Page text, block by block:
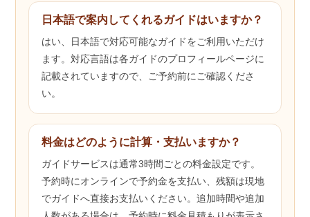
日本語で案内してくれるガイドはいますか？
はい、日本語で対応可能なガイドをご利用いただけ
ます。対応言語は各ガイドのプロフィールページに
記載されていますので、ご予約前にご確認くださ
い。
料金はどのように計算・支払いますか？
ガイドサービスは通常3時間ごとの料金設定です。
予約時にオンラインで予約金を支払い、残額は現地
でガイドへ直接お支払いください。追加時間や追加